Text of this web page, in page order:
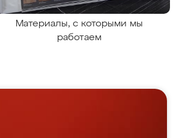
Материалы, с которыми мы
работаем